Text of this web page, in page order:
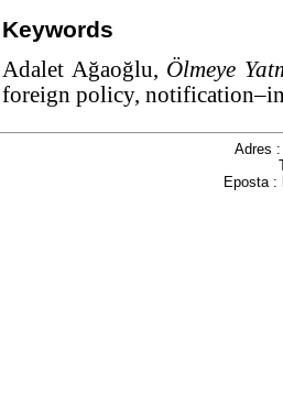
Keywords
Adalet Ağaoğlu, Ölmeye
foreign policy,
Adres
Eposta :